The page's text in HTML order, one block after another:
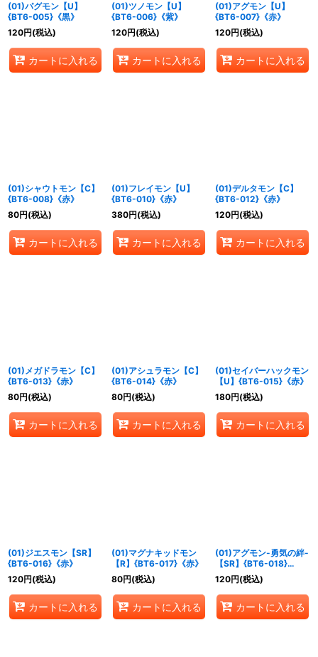
(01)パグモン【U】
{BT6-005}《黒》
120円(税込)
カートに入れる
(01)ツノモン【U】
{BT6-006}《紫》
120円(税込)
カートに入れる
(01)アグモン【U】
{BT6-007}《赤》
120円(税込)
カートに入れる
(01)シャウトモン【C】
{BT6-008}《赤》
80円(税込)
カートに入れる
(01)フレイモン【U】
{BT6-010}《赤》
380円(税込)
カートに入れる
(01)デルタモン【C】
{BT6-012}《赤》
120円(税込)
カートに入れる
(01)メガドラモン【C】
{BT6-013}《赤》
80円(税込)
カートに入れる
(01)アシュラモン【C】
{BT6-014}《赤》
80円(税込)
カートに入れる
(01)セイバーハックモン
【U】{BT6-015}《赤》
180円(税込)
カートに入れる
(01)ジエスモン【SR】
{BT6-016}《赤》
120円(税込)
カートに入れる
(01)マグナキッドモン
【R】{BT6-017}《赤》
80円(税込)
カートに入れる
(01)アグモン-勇気の絆-
【SR】{BT6-018}
《赤》
120円(税込)
カートに入れる